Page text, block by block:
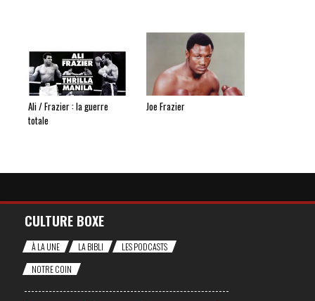
Ali / Frazier : la guerre
totale
Joe Frazier
CULTURE BOXE
À LA UNE LA BIBLI
LES PODCASTS
NOTRE COIN